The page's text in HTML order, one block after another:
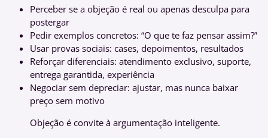
Perceber se a objeção é real ou apenas desculpa para
postergar
Pedir exemplos concretos: “O que te faz pensar assim?”
Usar provas sociais: cases, depoimentos, resultados
Reforçar diferenciais: atendimento exclusivo, suporte,
entrega garantida, experiência
Negociar sem depreciar: ajustar, mas nunca baixar
preço sem motivo
Objeção é convite à argumentação inteligente.